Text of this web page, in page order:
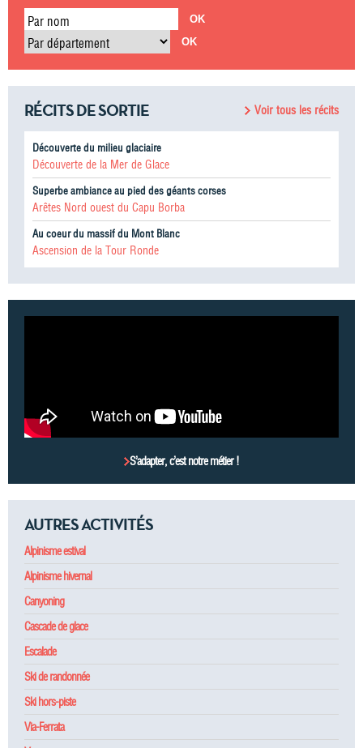
Par nom
Par département
RÉCITS DE SORTIE Voir tous les récits
Découverte du milieu glaciaire
Découverte de la Mer de Glace
Superbe ambiance au pied des géants corses
Arêtes Nord ouest du Capu Borba
Au coeur du massif du Mont Blanc
Ascension de la Tour Ronde
S’adapter, c’est notre métier !
AUTRES ACTIVITÉS
Alpinisme estival
Alpinisme hivernal
Canyoning
Cascade de glace
Escalade
Ski de randonnée
Ski hors-piste
Via-Ferrata